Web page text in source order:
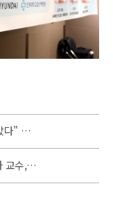
"30년 분만실 경험 담았다" 일산백병원 산부인과 한정열 교수, 『인구, 양보다 질』 출간
장정현 진단검사의학과 교수, 24년 데이터 분석 B형 연쇄상구균 검출·내성 증가 확인